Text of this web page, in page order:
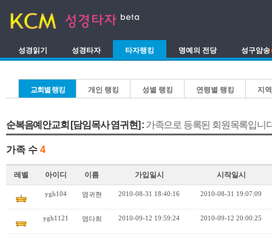
성경읽기 성경타자 타자랭킹 명예의 전당 성구암송
교회별 랭킹 개인 랭킹 성별 랭킹 연령별 랭킹 지
순복음예안교회 [담임목사 염귀현] : 가족으로 등록된 회원목록입니
가족 수 4
레벨 아이디 이름 가입일시 시작일시
ygh104 염귀현 2010-08-31 18:40:16 2010-08-31 19:07:09
ygh1121 염다희 2010-09-12 19:59:24 2010-09-12 20:00:25